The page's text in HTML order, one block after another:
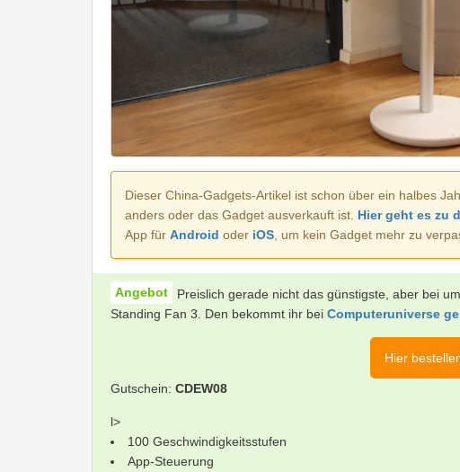
Dieser China-Gadgets-Artikel ist schon über ein halbes
anders oder das Gadget ausverkauft ist. Hier geht es zu
App für Android oder iOS , um kein Gadget mehr zu
Preislich gerade nicht das günstigste, aber bei
Standing Fan 3. Den bekommt ihr bei Computeruniverse
Hier
Gutschein: CDEW08
l>
100 Geschwindigkeitsstufen
App-Steuerung